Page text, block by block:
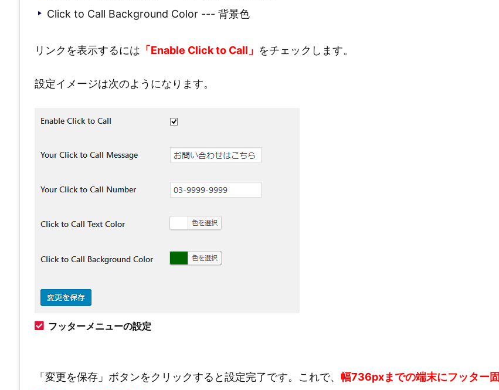
Click to Call Background Color --- 背景色
リンクを表示するには 「Enable Click to Call」 をチェックします。
設定イメージは次のようになります。
フッターメニューの設定
「変更を保存」ボタンをクリックすると設定完了です。これで、 幅736pxまでの端末にフッター固